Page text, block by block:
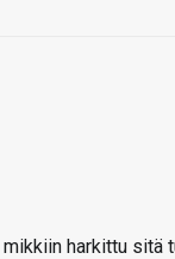
harkittu sitä